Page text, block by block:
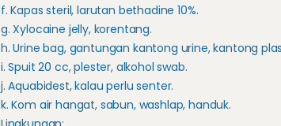
f. Kapas steril, larutan bethadine 10%.
g. Xylocaine jelly, korentang.
h. Urine bag, gantungan kantong urine, kantong
i. Spuit 20 cc, plester, alkohol swab.
j. Aquabidest, kalau perlu senter.
k. Kom air hangat, sabun, washlap, handuk.